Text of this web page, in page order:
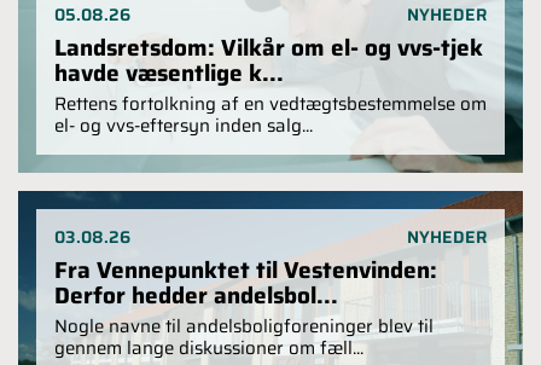
05.08.26 NYHEDER
Landsretsdom: Vilkår om el- og vvs-tjek
havde væsentlige k...
Rettens fortolkning af en vedtægtsbestemmelse om
el- og vvs-eftersyn inden salg...
03.08.26 NYHEDER
Fra Vennepunktet til Vestenvinden:
Derfor hedder andelsbol...
Nogle navne til andelsboligforeninger blev til
gennem lange diskussioner om fæll...